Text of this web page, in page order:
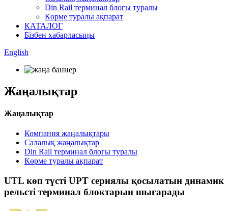
Din Rail терминал блогы туралы
Көрме туралы ақпарат
КАТАЛОГ
Бізбен хабарласыңы
English
Жаңалықтар
Жаңалықтар
Компания жаңалықтары
Салалық жаңалықтар
Din Rail терминал блогы туралы
Көрме туралы ақпарат
UTL көп түсті UPT сериялы қосылатын динамик
рельсті терминал блоктарын шығарады